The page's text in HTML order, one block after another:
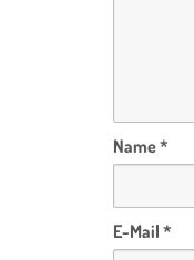
Name*
E-Mail *